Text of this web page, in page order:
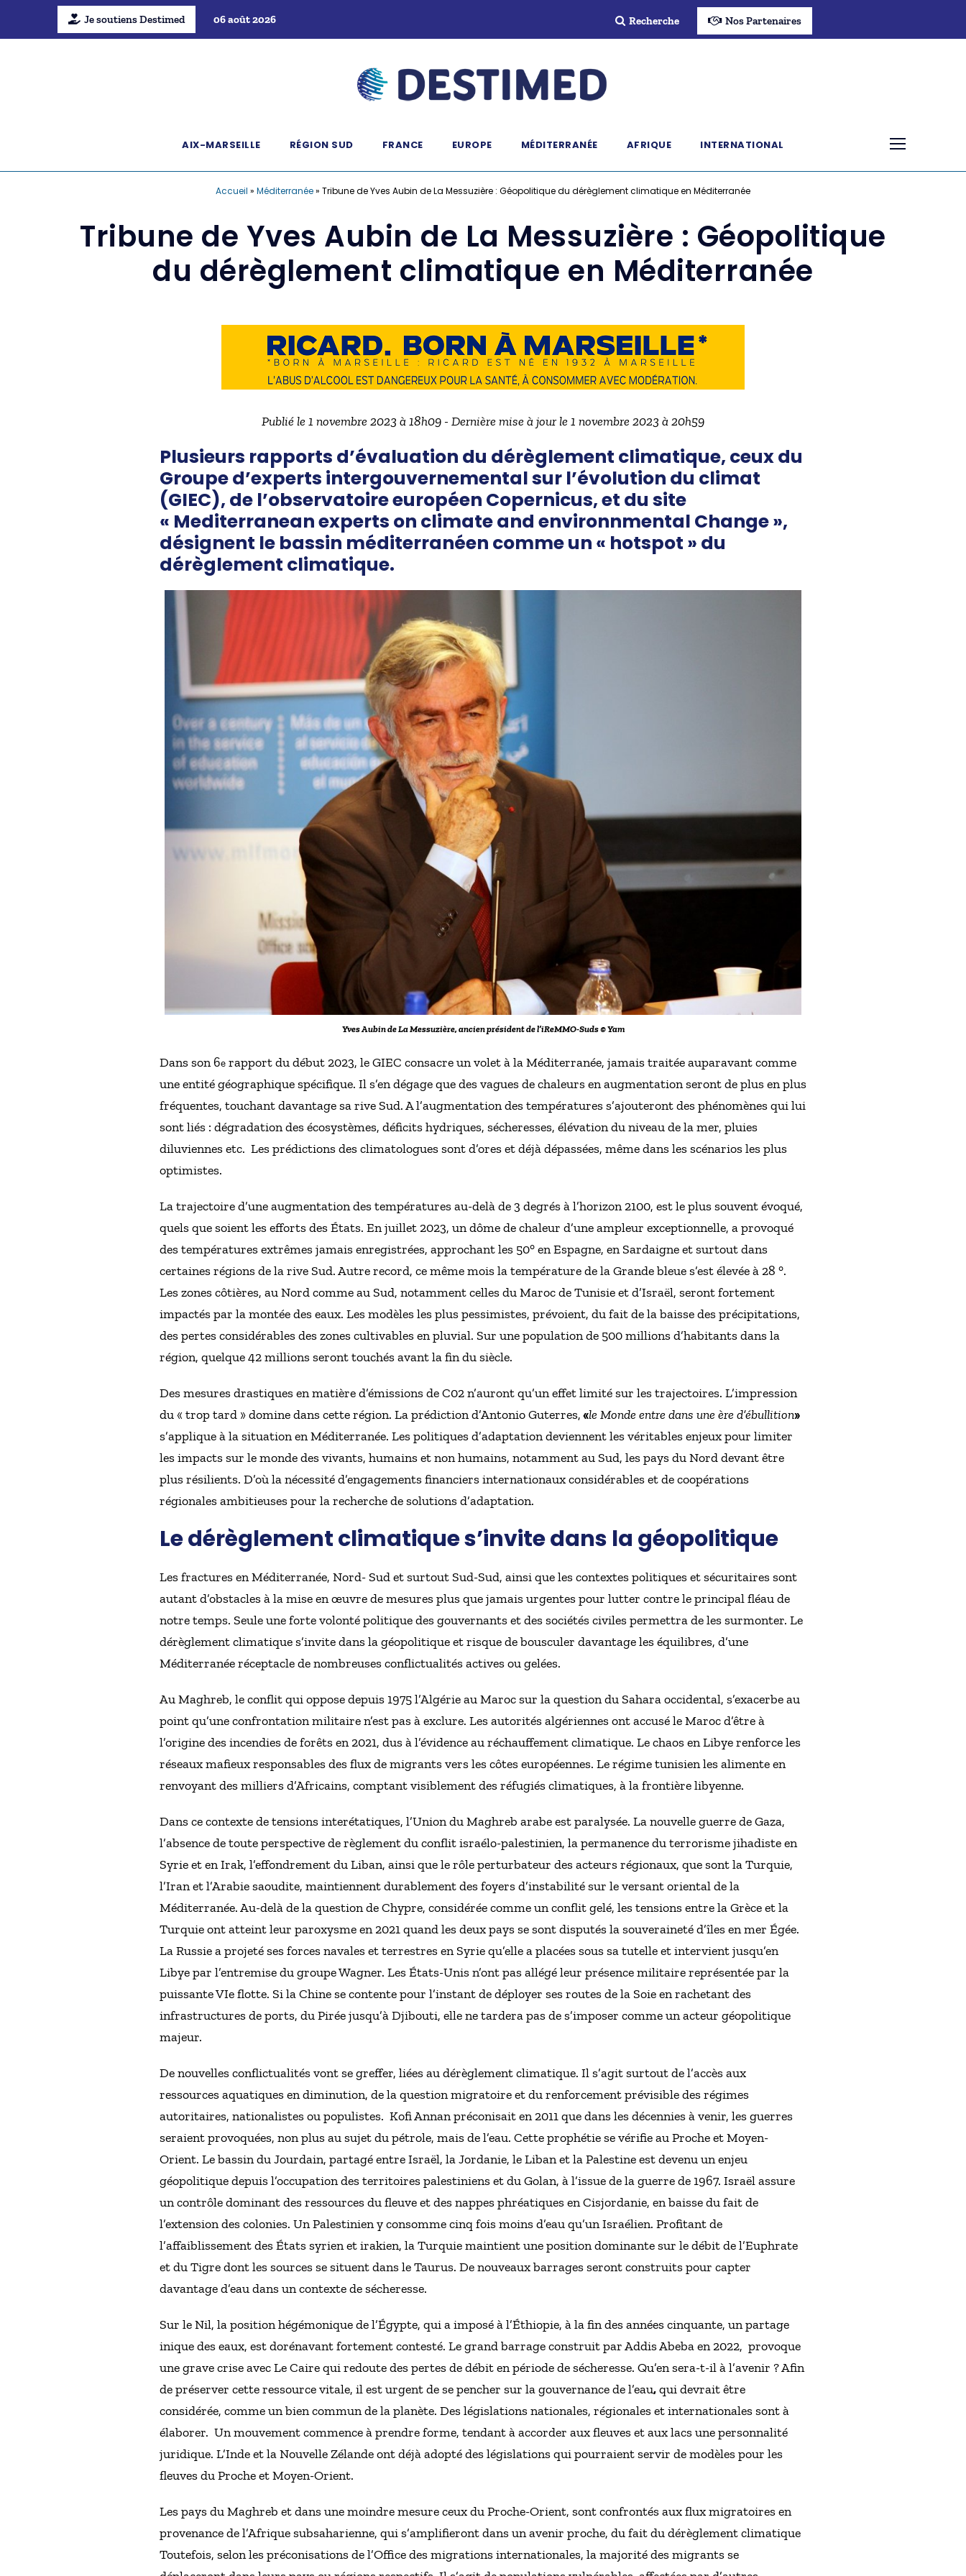
Je soutiens Destimed 06 août 2026 Recherche Nos Partenaires
AIX-MARSEILLE RÉGION SUD FRANCE EUROPE MÉDITERRANÉE AFRIQUE INTERNATIONAL
Accueil » Méditerranée» Tribune de Yves Aubin de La Messuzière : Géopolitique du dérèglement climatique en Méditerranée
Tribune de Yves Aubin de La Messuzière : Géopolitique
du dérèglement climatique en Méditerranée
Publié le 1 novembre 2023 à 18h09 - Dernière mise à jour le 1 novembre 2023 à 20h59
Plusieurs rapports d’évaluation du dérèglement climatique, ceux du
Groupe d’experts intergouvernemental sur l’évolution du climat
(GIEC), de l’observatoire européen Copernicus, et du site
« Mediterranean experts on climate and environnmental Change »,
désignent le bassin méditerranéen comme un « hotspot » du
dérèglement climatique.
Yves Aubin de La Messuzière, ancien président de l’iReMMO-Suds © Yam
Dans son 6e rapport du début 2023, le GIEC consacre un volet à la Méditerranée, jamais traitée auparavant comme
une entité géographique spécifique. Il s’en dégage que des vagues de chaleurs en augmentation seront de plus en plus
fréquentes, touchant davantage sa rive Sud. A l’augmentation des températures s’ajouteront des phénomènes qui lui
sont liés : dégradation des écosystèmes, déficits hydriques, sécheresses, élévation du niveau de la mer, pluies
diluviennes etc. Les prédictions des climatologues sont d’ores et déjà dépassées, même dans les scénarios les plus
optimistes.
La trajectoire d’une augmentation des températures au-delà de 3 degrés à l’horizon 2100, est le plus souvent évoqué,
quels que soient les efforts des États. En juillet 2023, un dôme de chaleur d’une ampleur exceptionnelle, a provoqué
des températures extrêmes jamais enregistrées, approchant les 50° en Espagne, en Sardaigne et surtout dans
certaines régions de la rive Sud. Autre record, ce même mois la température de la Grande bleue s’est élevée à 28 °.
Les zones côtières, au Nord comme au Sud, notamment celles du Maroc de Tunisie et d’Israël, seront fortement
impactés par la montée des eaux. Les modèles les plus pessimistes, prévoient, du fait de la baisse des précipitations,
des pertes considérables des zones cultivables en pluvial. Sur une population de 500 millions d’habitants dans la
région, quelque 42 millions seront touchés avant la fin du siècle.
Des mesures drastiques en matière d’émissions de C02 n’auront qu’un effet limité sur les trajectoires. L’impression
du « trop tard » domine dans cette région. La prédiction d’Antonio Guterres,«le Monde entre dans une ère d’ébullition»
s’applique à la situation en Méditerranée. Les politiques d’adaptation deviennent les véritables enjeux pour limiter
les impacts sur le monde des vivants, humains et non humains, notamment au Sud, les pays du Nord devant être
plus résilients. D’où la nécessité d’engagements financiers internationaux considérables et de coopérations
régionales ambitieuses pour la recherche de solutions d’adaptation.
Le dérèglement climatique s’invite dans la géopolitique
Les fractures en Méditerranée, Nord- Sud et surtout Sud-Sud, ainsi que les contextes politiques et sécuritaires sont
autant d’obstacles à la mise en œuvre de mesures plus que jamais urgentes pour lutter contre le principal fléau de
notre temps. Seule une forte volonté politique des gouvernants et des sociétés civiles permettra de les surmonter. Le
dérèglement climatique s’invite dans la géopolitique et risque de bousculer davantage les équilibres, d’une
Méditerranée réceptacle de nombreuses conflictualités actives ou gelées.
Au Maghreb, le conflit qui oppose depuis 1975 l’Algérie au Maroc sur la question du Sahara occidental, s’exacerbe au
point qu’une confrontation militaire n’est pas à exclure. Les autorités algériennes ont accusé le Maroc d’être à
l’origine des incendies de forêts en 2021, dus à l’évidence au réchauffement climatique. Le chaos en Libye renforce les
réseaux mafieux responsables des flux de migrants vers les côtes européennes. Le régime tunisien les alimente en
renvoyant des milliers d’Africains, comptant visiblement des réfugiés climatiques, à la frontière libyenne.
Dans ce contexte de tensions interétatiques, l’Union du Maghreb arabe est paralysée. La nouvelle guerre de Gaza,
l’absence de toute perspective de règlement du conflit israélo-palestinien, la permanence du terrorisme jihadiste en
Syrie et en Irak, l’effondrement du Liban, ainsi que le rôle perturbateur des acteurs régionaux, que sont la Turquie,
l’Iran et l’Arabie saoudite, maintiennent durablement des foyers d’instabilité sur le versant oriental de la
Méditerranée. Au-delà de la question de Chypre, considérée comme un conflit gelé, les tensions entre la Grèce et la
Turquie ont atteint leur paroxysme en 2021 quand les deux pays se sont disputés la souveraineté d’îles en mer Égée.
La Russie a projeté ses forces navales et terrestres en Syrie qu’elle a placées sous sa tutelle et intervient jusqu’en
Libye par l’entremise du groupe Wagner. Les États-Unis n’ont pas allégé leur présence militaire représentée par la
puissante VIe flotte. Si la Chine se contente pour l’instant de déployer ses routes de la Soie en rachetant des
infrastructures de ports, du Pirée jusqu’à Djibouti, elle ne tardera pas de s’imposer comme un acteur géopolitique
majeur.
De nouvelles conflictualités vont se greffer, liées au dérèglement climatique. Il s’agit surtout de l’accès aux
ressources aquatiques en diminution, de la question migratoire et du renforcement prévisible des régimes
autoritaires, nationalistes ou populistes. Kofi Annan préconisait en 2011 que dans les décennies à venir, les guerres
seraient provoquées, non plus au sujet du pétrole, mais de l’eau. Cette prophétie se vérifie au Proche et Moyen-
Orient. Le bassin du Jourdain, partagé entre Israël, la Jordanie, le Liban et la Palestine est devenu un enjeu
géopolitique depuis l’occupation des territoires palestiniens et du Golan, à l’issue de la guerre de 1967. Israël assure
un contrôle dominant des ressources du fleuve et des nappes phréatiques en Cisjordanie, en baisse du fait de
l’extension des colonies. Un Palestinien y consomme cinq fois moins d’eau qu’un Israélien. Profitant de
l’affaiblissement des États syrien et irakien, la Turquie maintient une position dominante sur le débit de l’Euphrate
et du Tigre dont les sources se situent dans le Taurus. De nouveaux barrages seront construits pour capter
davantage d’eau dans un contexte de sécheresse.
Sur le Nil, la position hégémonique de l’Égypte, qui a imposé à l’Éthiopie, à la fin des années cinquante, un partage
inique des eaux, est dorénavant fortement contesté. Le grand barrage construit par Addis Abeba en 2022, provoque
une grave crise avec Le Caire qui redoute des pertes de débit en période de sécheresse. Qu’en sera-t-il à l’avenir ? Afin
de préserver cette ressource vitale, il est urgent de se pencher sur la gouvernance de l’eau,qui devrait être
considérée, comme un bien commun de la planète. Des législations nationales, régionales et internationales sont à
élaborer. Un mouvement commence à prendre forme, tendant à accorder aux fleuves et aux lacs une personnalité
juridique. L’Inde et la Nouvelle Zélande ont déjà adopté des législations qui pourraient servir de modèles pour les
fleuves du Proche et Moyen-Orient.
Les pays du Maghreb et dans une moindre mesure ceux du Proche-Orient, sont confrontés aux flux migratoires en
provenance de l’Afrique subsaharienne, qui s’amplifieront dans un avenir proche, du fait du dérèglement climatique
Toutefois, selon les préconisations de l’Office des migrations internationales, la majorité des migrants se